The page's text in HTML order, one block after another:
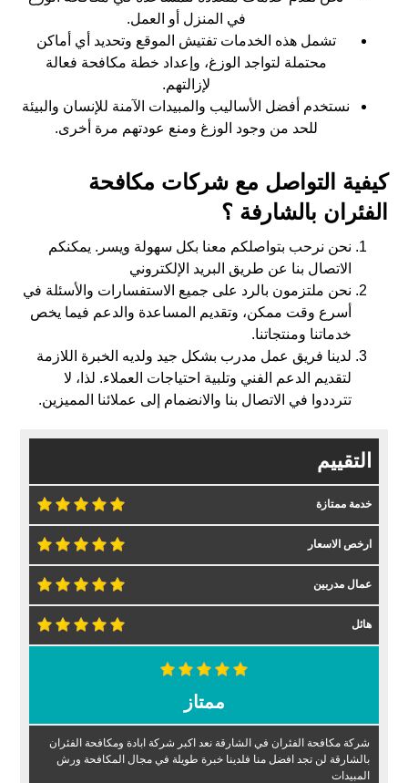
في المنزل أو العمل.
تشمل هذه الخدمات تفتيش الموقع وتحديد أي أماكن
محتملة لتواجد الوزغ، وإعداد خطة مكافحة فعالة
لإزالتهم.
نستخدم أفضل الأساليب والمبيدات الآمنة للإنسان والبيئة
للحد من وجود الوزغ ومنع عودتهم مرة أخرى.
كيفية التواصل مع شركات مكافحة
الفئران بالشارفة ؟
نحن نرحب بتواصلكم معنا بكل سهولة ويسر. يمكنكم
الاتصال بنا عن طريق البريد الإلكتروني
نحن ملتزمون بالرد على جميع الاستفسارات والأسئلة في
أسرع وقت ممكن، وتقديم المساعدة والدعم فيما يخص
خدماتنا ومنتجاتنا.
لدينا فريق عمل مدرب بشكل جيد ولديه الخبرة اللازمة
لتقديم الدعم الفني وتلبية احتياجات العملاء. لذا، لا
تترددوا في الاتصال بنا والانضمام إلى عملائنا المميزين.
التقييم
خدمة ممتازة
ارخص الاسعار
عمال مدربين
هائل
ممتاز
شركة مكافحة الفئران في الشارقة نعد اكبر شركة ابادة ومكافحة الفئران
بالشارقة لن تجد افضل منا فلدينا خبرة طويلة في مجال المكافحة ورش
المبيدات